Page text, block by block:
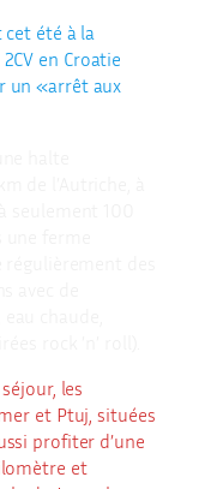
été à la
en Croatie
un «arrêt aux
les
et Ptuj, situées
profiter d’une
et